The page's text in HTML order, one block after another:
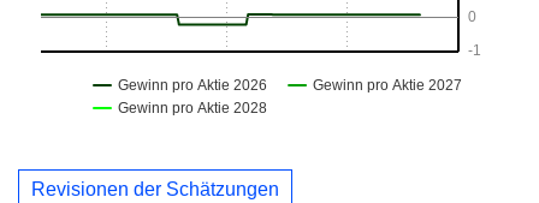
Revisionen der Schätzungen